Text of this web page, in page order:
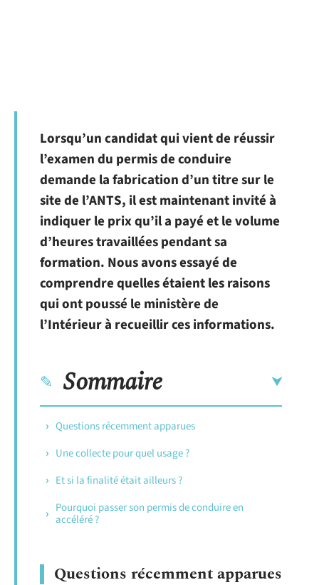
Lorsqu’un candidat qui vient de réussir
l’examen du permis de conduire
demande la fabrication d’un titre sur le
site de l’ANTS, il est maintenant invité à
indiquer le prix qu’il a payé et le volume
d’heures travaillées pendant sa
formation. Nous avons essayé de
comprendre quelles étaient les raisons
qui ont poussé le ministère de
l’Intérieur à recueillir ces informations.
Sommaire
Questions récemment apparues
Une collecte pour quel usage ?
Et si la finalité était ailleurs ?
Pourquoi passer son permis de conduire en
accéléré ?
Questions récemment apparues